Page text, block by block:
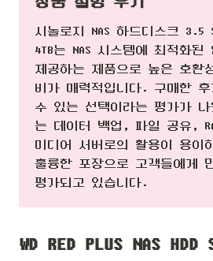
시놀로지 NAS 하드디스크 3.5
4TB는 NAS 시스템에 최적화된
제공하는 제품으로 높은 호환
비가 매력적입니다. 구매한 후
수 있는 선택이라는 평가가 나
는 데이터 백업, 파일 공유,
미디어 서버로의 활용이 용이
훌륭한 포장으로 고객들에게
평가되고 있습니다.
WD RED PLUS NAS